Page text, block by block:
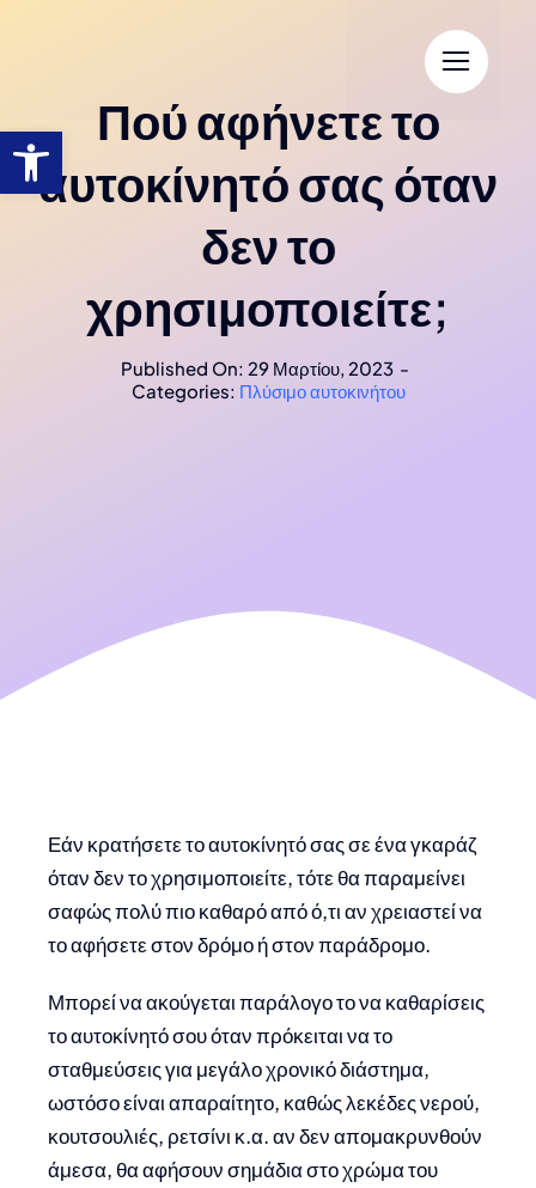
Πού αφήνετε το
αυτοκίνητό σας όταν
δεν το
χρησιμοποιείτε;
Published On: 29 Μαρτίου, 2023 -
Categories: Πλύσιμο αυτοκινήτου
Εάν κρατήσετε το αυτοκίνητό σας σε ένα γκαράζ
όταν δεν το χρησιμοποιείτε, τότε θα παραμείνει
σαφώς πολύ πιο καθαρό από ό,τι αν χρειαστεί να
το αφήσετε στον δρόμο ή στον παράδρομο.
Μπορεί να ακούγεται παράλογο το να καθαρίσεις
το αυτοκίνητό σου όταν πρόκειται να το
σταθμεύσεις για μεγάλο χρονικό διάστημα,
ωστόσο είναι απαραίτητο, καθώς λεκέδες νερού,
κουτσουλιές, ρετσίνι κ.α. αν δεν απομακρυνθούν
άμεσα, θα αφήσουν σημάδια στο χρώμα του